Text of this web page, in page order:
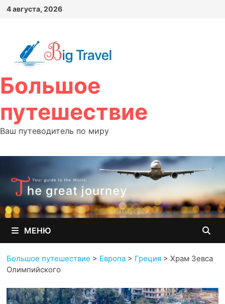
Перейти
4 августа, 2026
Большое
путешествие
Ваш путеводитель по миру
МЕНЮ
Большое путешествие > Европа> Греция> Храм Зевса
Олимпийского